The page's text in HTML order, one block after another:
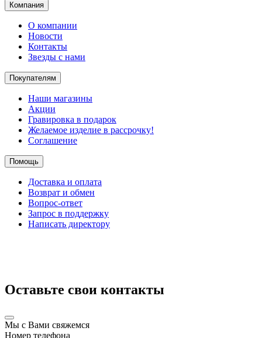
Компания
О компании
Новости
Контакты
Звезды с нами
Покупателям
Наши магазины
Акции
Гравировка в подарок
Желаемое изделие в рассрочку!
Соглашение
Помощь
Доставка и оплата
Возврат и обмен
Вопрос-ответ
Запрос в поддержку
Написать директору
Оставьте свои контакты
Мы с Вами свяжемся
Номер телефона